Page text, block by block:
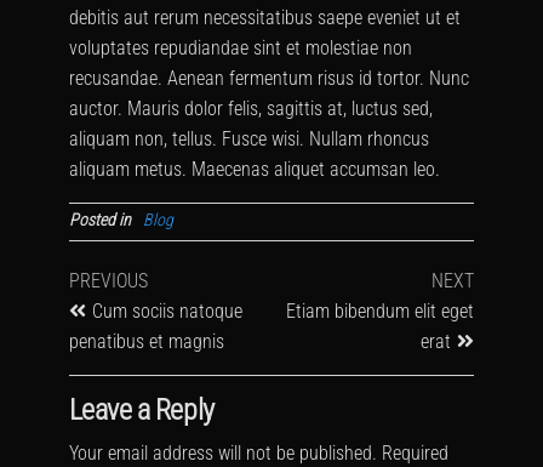
debitis aut rerum necessitatibus saepe eveniet ut et
voluptates repudiandae sint et molestiae non
recusandae. Aenean fermentum risus id tortor. Nunc
auctor. Mauris dolor felis, sagittis at, luctus sed,
aliquam non, tellus. Fusce wisi. Nullam rhoncus
aliquam metus. Maecenas aliquet accumsan leo.
Posted in Blog
PREVIOUS
Cum sociis natoque
penatibus et magnis
NEXT
Etiam bibendum elit eget
erat
Leave a Reply
Your email address will not be published. Required